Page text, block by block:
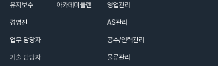
유지보수
경영진
업무 담당자
기술 담당자
아카데미플랜 영업관리
AS관리
공수/인력관리
물류관리